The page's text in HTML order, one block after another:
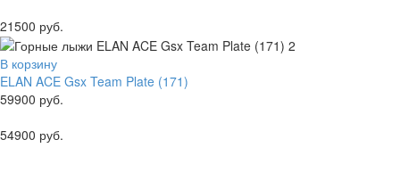
21500 руб.
В корзину
ELAN ACE Gsx Team Plate (171)
59900 руб.
54900 руб.